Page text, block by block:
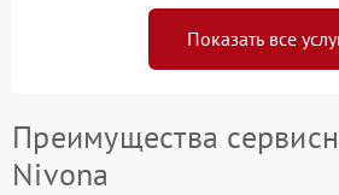
Показать все
Преимущества
Nivona